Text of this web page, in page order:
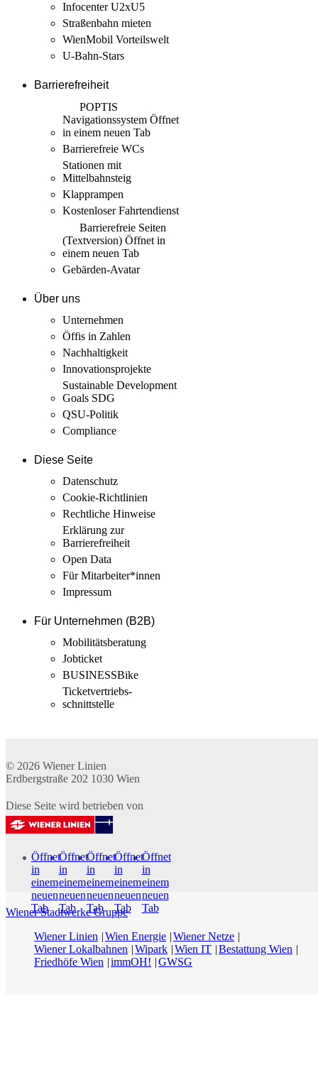
Infocenter U2xU5
Straßenbahn mieten
WienMobil Vorteilswelt
U-Bahn-Stars
Barrierefreiheit
POPTIS
Navigationssystem Öffnet
in einem neuen Tab
Barrierefreie WCs
Stationen mit
Mittelbahnsteig
Klapprampen
Kostenloser Fahrtendienst
Barrierefreie Seiten
(Textversion) Öffnet in
einem neuen Tab
Gebärden-Avatar
Über uns
Unternehmen
Öffis in Zahlen
Nachhaltigkeit
Innovations­projekte
Sustainable Development
Goals SDG
QSU-Politik
Compliance
Diese Seite
Datenschutz
Cookie-Richtlinien
Rechtliche Hinweise
Erklärung zur
Barrierefreiheit
Open Data
Für Mitarbeiter­*innen
Impressum
Für Unternehmen (B2B)
Mobilitäts­beratung
Jobticket
BUSINESSBike
Ticketvertriebs­
schnittstelle
© 2026 Wiener Linien
Erdbergstraße 202 1030 Wien
Diese Seite wird betrieben von
Öffnet
in
einem
neuen
Tab
Öffnet
in
einem
neuen
Tab
Öffnet
in
einem
neuen
Tab
Öffnet
in
einem
neuen
Tab
Öffnet
in
einem
neuen
Tab
Wiener Stadtwerke Gruppe
Wiener Linien
Wien Energie Wiener Netze
Wiener Lokalbahnen
Wipark Wien IT Bestattung Wien
Friedhöfe Wien
immOH! GWSG